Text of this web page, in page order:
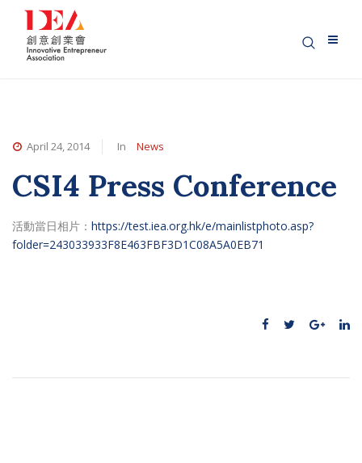
April 24, 2014 In News
CSI4 Press Conference
活動當日相片： https://test.iea.org.hk/e/mainlistphoto.asp?
folder=243033933F8E463FBF3D1C08A5A0EB71